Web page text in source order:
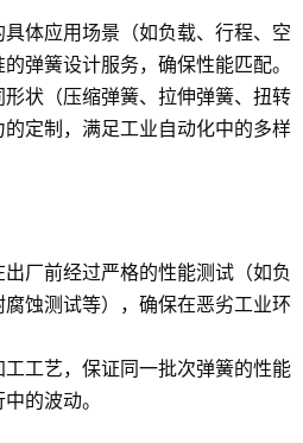
体应用场景（如负载、行程、空
弹簧设计服务，确保性能匹配。
状（压缩弹簧、拉伸弹簧、扭转
定制，满足工业自动化中的多样
厂前经过严格的性能测试（如负
蚀测试等），确保在恶劣工业环
工艺，保证同一批次弹簧的性能
的波动。